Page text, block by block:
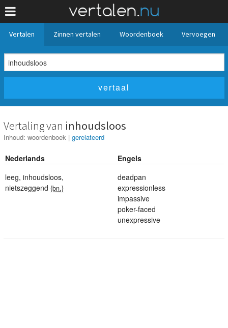
Vertalen Zinnen vertalen Woordenboek Vervoegen
Vertaling van inhoudsloos
Inhoud: woordenboek | gerelateerd
Nederlands
Engels
leeg, inhoudsloos,
nietszeggend {bn.}
deadpan
expressionless
impassive
poker-faced
unexpressive